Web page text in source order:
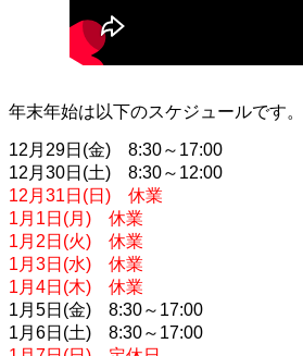
年末年始は以下のスケジュールです。
12月29日(金) 8:30～17:00
12月30日(土) 8:30～12:00
12月31日(日) 休業
1月1日(月) 休業
1月2日(火) 休業
1月3日(水) 休業
1月4日(木) 休業
1月5日(金) 8:30～17:00
1月6日(土) 8:30～17:00